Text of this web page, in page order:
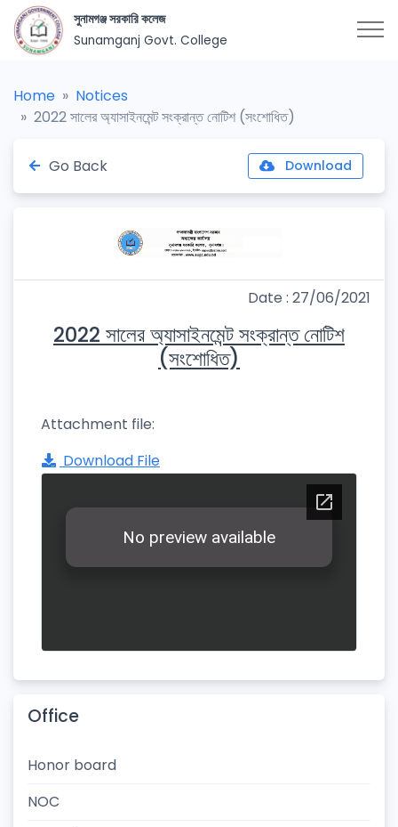
সুনামগঞ্জ সরকারি কলেজ
Sunamganj Govt. College
Home
Notices
2022 সালের অ্যাসাইনমেন্ট সংক্রান্ত নোটিশ (সংশোধিত)
Go Back Download
Date : 27/06/2021
2022 সালের অ্যাসাইনমেন্ট সংক্রান্ত নোটিশ
(সংশোধিত)
Attachment file:
Download File
Office
Honor board
NOC